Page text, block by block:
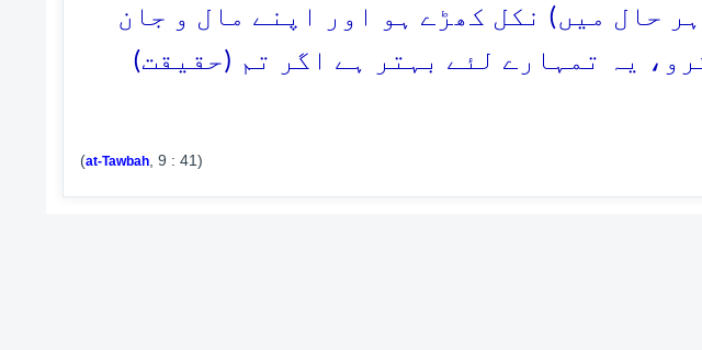
حال میں) نکل کھڑے ہو اور اپنے مال و جان
یہ تمہارے لئے بہتر ہے اگر تم (حقیقت)
(at-Tawbah, 9 : 41)